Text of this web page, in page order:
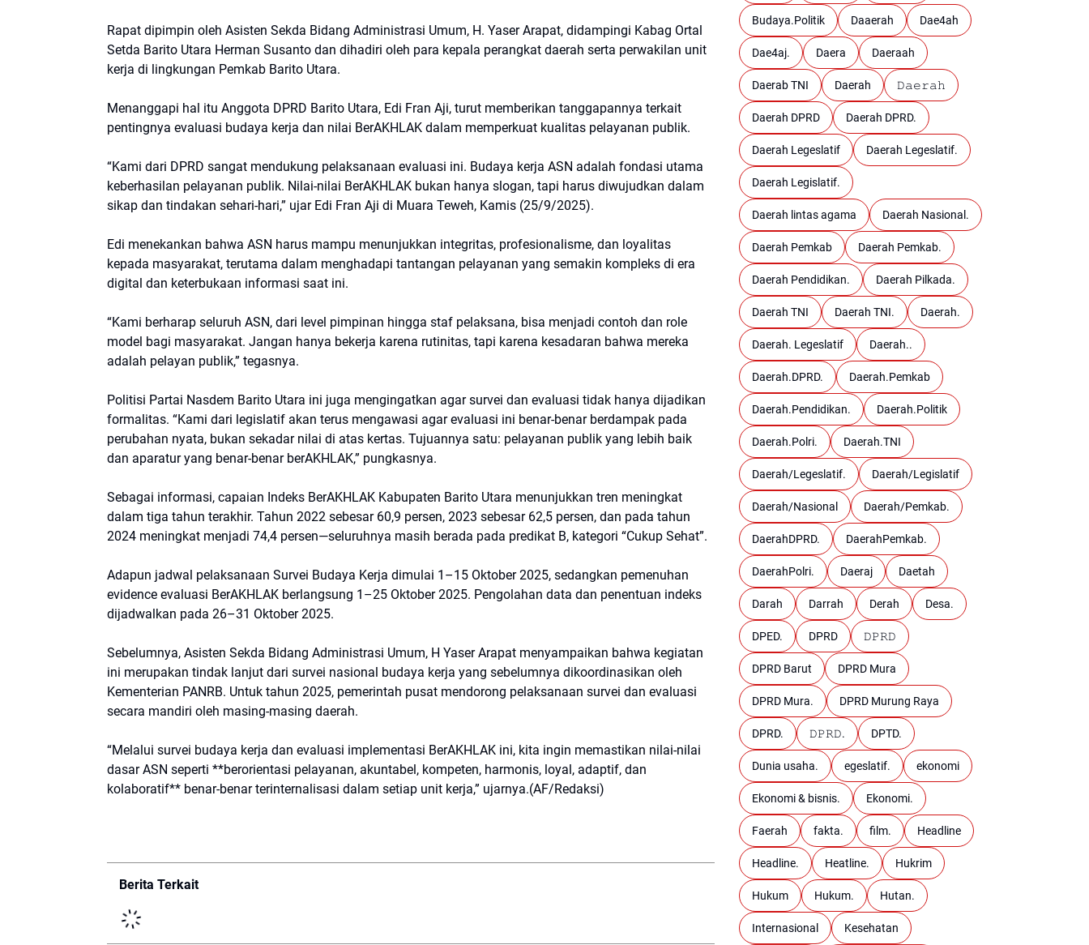
Rapat dipimpin oleh Asisten Sekda Bidang Administrasi Umum, H. Yaser Arapat, didampingi Kabag Ortal
Setda Barito Utara Herman Susanto dan dihadiri oleh para kepala perangkat daerah serta perwakilan unit
kerja di lingkungan Pemkab Barito Utara.
Menanggapi hal itu Anggota DPRD Barito Utara, Edi Fran Aji, turut memberikan tanggapannya terkait
pentingnya evaluasi budaya kerja dan nilai BerAKHLAK dalam memperkuat kualitas pelayanan publik.
“Kami dari DPRD sangat mendukung pelaksanaan evaluasi ini. Budaya kerja ASN adalah fondasi utama
keberhasilan pelayanan publik. Nilai-nilai BerAKHLAK bukan hanya slogan, tapi harus diwujudkan dalam
sikap dan tindakan sehari-hari,” ujar Edi Fran Aji di Muara Teweh, Kamis (25/9/2025).
Edi menekankan bahwa ASN harus mampu menunjukkan integritas, profesionalisme, dan loyalitas
kepada masyarakat, terutama dalam menghadapi tantangan pelayanan yang semakin kompleks di era
digital dan keterbukaan informasi saat ini.
“Kami berharap seluruh ASN, dari level pimpinan hingga staf pelaksana, bisa menjadi contoh dan role
model bagi masyarakat. Jangan hanya bekerja karena rutinitas, tapi karena kesadaran bahwa mereka
adalah pelayan publik,” tegasnya.
Politisi Partai Nasdem Barito Utara ini juga mengingatkan agar survei dan evaluasi tidak hanya dijadikan
formalitas. “Kami dari legislatif akan terus mengawasi agar evaluasi ini benar-benar berdampak pada
perubahan nyata, bukan sekadar nilai di atas kertas. Tujuannya satu: pelayanan publik yang lebih baik
dan aparatur yang benar-benar berAKHLAK,” pungkasnya.
Sebagai informasi, capaian Indeks BerAKHLAK Kabupaten Barito Utara menunjukkan tren meningkat
dalam tiga tahun terakhir. Tahun 2022 sebesar 60,9 persen, 2023 sebesar 62,5 persen, dan pada tahun
2024 meningkat menjadi 74,4 persen—seluruhnya masih berada pada predikat B, kategori “Cukup Sehat”.
Adapun jadwal pelaksanaan Survei Budaya Kerja dimulai 1–15 Oktober 2025, sedangkan pemenuhan
evidence evaluasi BerAKHLAK berlangsung 1–25 Oktober 2025. Pengolahan data dan penentuan indeks
dijadwalkan pada 26–31 Oktober 2025.
Sebelumnya, Asisten Sekda Bidang Administrasi Umum, H Yaser Arapat menyampaikan bahwa kegiatan
ini merupakan tindak lanjut dari survei nasional budaya kerja yang sebelumnya dikoordinasikan oleh
Kementerian PANRB. Untuk tahun 2025, pemerintah pusat mendorong pelaksanaan survei dan evaluasi
secara mandiri oleh masing-masing daerah.
“Melalui survei budaya kerja dan evaluasi implementasi BerAKHLAK ini, kita ingin memastikan nilai-nilai
dasar ASN seperti **berorientasi pelayanan, akuntabel, kompeten, harmonis, loyal, adaptif, dan
kolaboratif** benar-benar terinternalisasi dalam setiap unit kerja,” ujarnya.(AF/Redaksi)
Berita Terkait
Budaya.Politik Daaerah Dae4ah
Dae4aj. Daera Daeraah
Daerab TNI Daerah 𝙳𝚊𝚎𝚛𝚊𝚑
Daerah DPRD Daerah DPRD.
Daerah Legeslatif Daerah Legeslatif.
Daerah Legislatif.
Daerah lintas agama Daerah Nasional.
Daerah Pemkab Daerah Pemkab.
Daerah Pendidikan. Daerah Pilkada.
Daerah TNI Daerah TNI. Daerah.
Daerah. Legeslatif Daerah..
Daerah.DPRD. Daerah.Pemkab
Daerah.Pendidikan. Daerah.Politik
Daerah.Polri. Daerah.TNI
Daerah/Legeslatif. Daerah/Legislatif
Daerah/Nasional Daerah/Pemkab.
DaerahDPRD. DaerahPemkab.
DaerahPolri. Daeraj Daetah
Darah Darrah Derah Desa.
DPED. DPRD 𝙳𝙿𝚁𝙳
DPRD Barut DPRD Mura
DPRD Mura. DPRD Murung Raya
DPRD. 𝙳𝙿𝚁𝙳. DPTD.
Dunia usaha. egeslatif. ekonomi
Ekonomi & bisnis. Ekonomi.
Faerah fakta. film. Headline
Headline. Heatline. Hukrim
Hukum Hukum. Hutan.
Internasional Kesehatan